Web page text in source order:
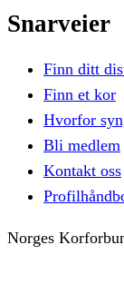
Snarveier
Finn ditt
Finn et kor
Hvorfor
Bli medlem
Kontakt oss
Norges